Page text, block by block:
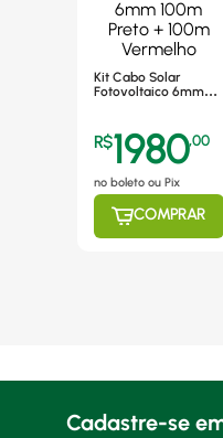
Kit Cabo Solar
Fotovoltaico 6mm
R$1980,00
no boleto ou Pix
COMPRAR
Cadastre-se